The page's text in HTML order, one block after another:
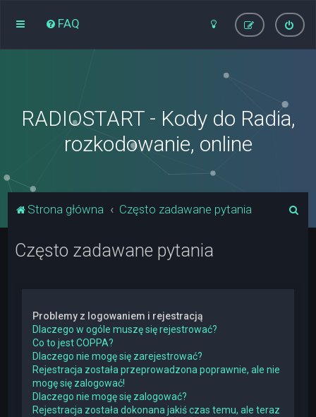
FAQ
RADIOSTART - Kody do Radia,
rozkodowanie, online
Strona główna Często zadawane pytania
Często zadawane pytania
Problemy z logowaniem i rejestracją
Dlaczego w ogóle muszę się rejestrować?
Co to jest COPPA?
Dlaczego nie mogę się zarejestrować?
Rejestracja została przeprowadzona poprawnie, ale nie
mogę się zalogować!
Dlaczego nie mogę się zalogować?
Rejestracja została dokonana jakiś czas temu, ale teraz